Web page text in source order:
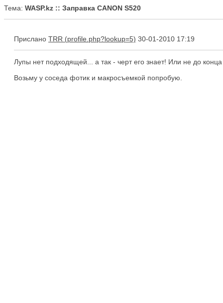
Тема: WASP.kz :: Заправка CANON S520
Прислано TRR 30-01-2010 17:19
Лупы нет подходящей... а так - черт его знает! Или не до
Возьму у соседа фотик и макросъемкой попробую.